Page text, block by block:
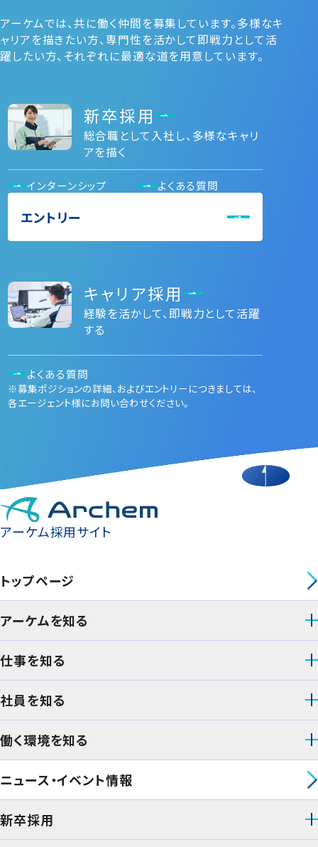
アーケムでは、共に働く仲間を募集しています。多様なキ
ャリアを描きたい⽅、専⾨性を活かして即戦⼒として活
躍したい⽅、それぞれに最適な道を⽤意しています。
新卒採用
総合職として入社し、多様なキャリ
アを描く
インターンシップ よくある質問
エントリー
キャリア採用
経験を活かして、即戦力として活躍
する
よくある質問
※募集ポジションの詳細、およびエントリーにつきましては、
各エージェント様にお問い合わせください。
アーケム採用サイト
トップページ
アーケムを知る
仕事を知る
社員を知る
働く環境を知る
ニュース・イベント情報
新卒採用